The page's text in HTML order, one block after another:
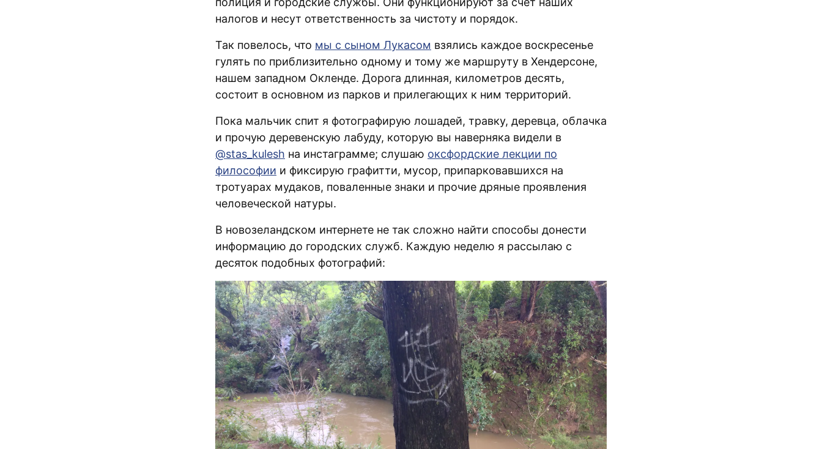
налогов и несут ответственность за чистоту и порядок.
Так повелось, что мы с сыном Лукасом взялись каждое воскресенье
гулять по приблизительно одному и тому же маршруту в Хендерсоне,
нашем западном Окленде. Дорога длинная, километров десять,
состоит в основном из парков и прилегающих к ним территорий.
Пока мальчик спит я фотографирую лошадей, травку, деревца, облачка
и прочую деревенскую лабуду, которую вы наверняка видели в
@stas_kulesh на инстаграмме; слушаю оксфордские лекции по
философии и фиксирую графитти, мусор, припарковавшихся на
тротуарах мудаков, поваленные знаки и прочие дряные проявления
человеческой натуры.
В новозеландском интернете не так сложно найти способы донести
информацию до городских служб. Каждую неделю я рассылаю с
десяток подобных фотографий: